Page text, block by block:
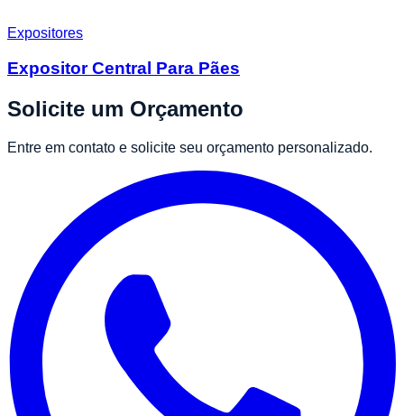
Expositores
Expositor Central Para Pães
Solicite um Orçamento
Entre em contato e solicite seu orçamento personalizado.